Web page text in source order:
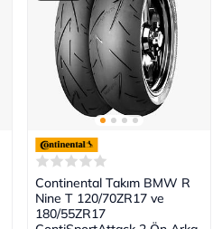
Continental Takım BMW R
Nine T 120/70ZR17 ve
180/55ZR17